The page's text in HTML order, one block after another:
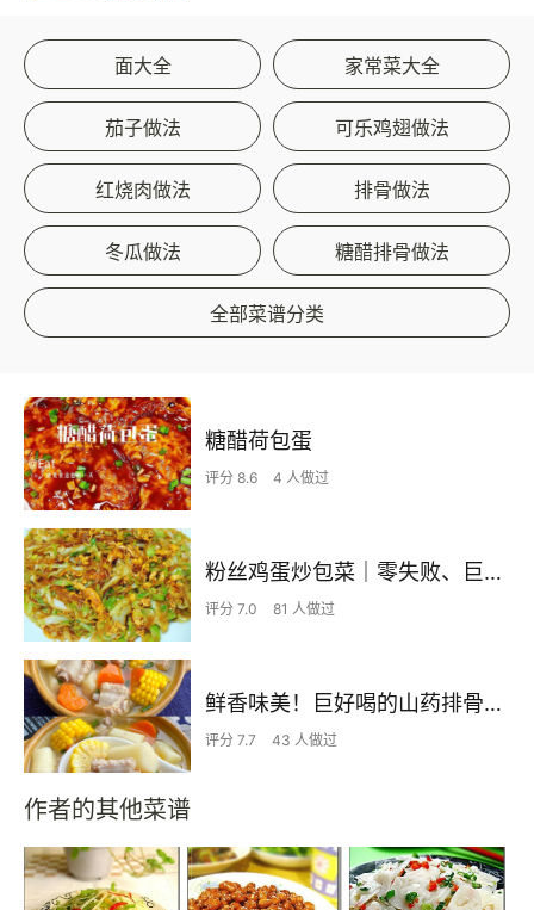
面大全 家常菜大全
茄子做法 可乐鸡翅做法
红烧肉做法 排骨做法
冬瓜做法 糖醋排骨做法
全部菜谱分类
糖醋荷包蛋
评分 8.6 4 人做过
粉丝鸡蛋炒包菜｜零失败、巨下饭
评分 7.0 81 人做过
鲜香味美！巨好喝的山药排骨汤！！
评分 7.7 43 人做过
作者的其他菜谱